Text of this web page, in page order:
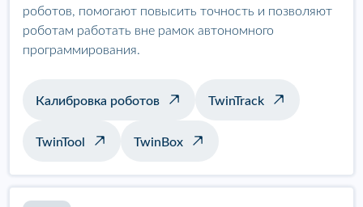
роботов, помогают повысить точность и позволяют
роботам работать вне рамок автономного
программирования.
Калибровка роботов TwinTrack
TwinTool TwinBox